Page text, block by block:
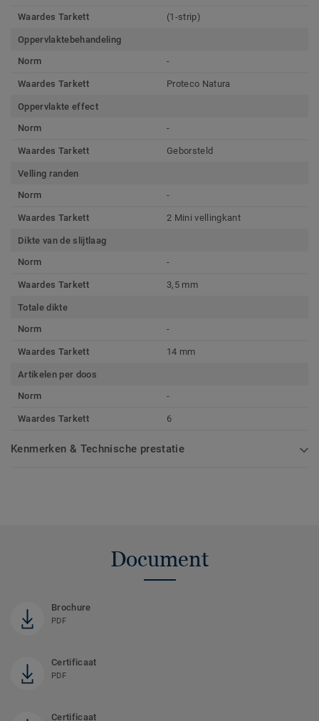
Waardes Tarkett (1-strip)
Oppervlaktebehandeling
Norm
-
Waardes Tarkett Proteco Natura
Oppervlakte effect
Norm
-
Waardes Tarkett Geborsteld
Velling randen
Norm
-
Waardes Tarkett 2 Mini vellingkant
Dikte van de slijtlaag
Norm
-
Waardes Tarkett 3,5 mm
Totale dikte
Norm
-
Waardes Tarkett 14 mm
Artikelen per doos
Norm
-
Waardes Tarkett 6
Kenmerken & Technische prestatie
Document
Brochure
PDF
Certificaat
PDF
Certificaat